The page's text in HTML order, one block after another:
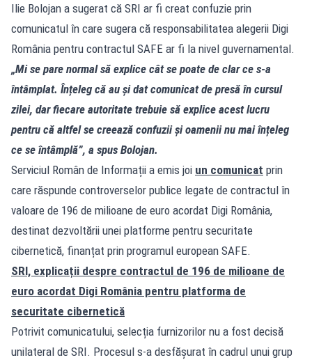
Ilie Bolojan a sugerat că SRI ar fi creat confuzie prin
comunicatul în care sugera că responsabilitatea alegerii Digi
România pentru contractul SAFE ar fi la nivel guvernamental.
„Mi se pare normal să explice cât se poate de clar ce s-a
întâmplat. Înțeleg că au și dat comunicat de presă în cursul
zilei, dar fiecare autoritate trebuie să explice acest lucru
pentru că altfel se creează confuzii și oamenii nu mai înțeleg
ce se întâmplă”, a spus Bolojan.
Serviciul Român de Informații a emis joi un comunicat prin
care răspunde controverselor publice legate de contractul în
valoare de 196 de milioane de euro acordat Digi România,
destinat dezvoltării unei platforme pentru securitate
cibernetică, finanțat prin programul european SAFE.
SRI, explicații despre contractul de 196 de milioane de
euro acordat Digi România pentru platforma de
securitate cibernetică
Potrivit comunicatului, selecția furnizorilor nu a fost decisă
unilateral de SRI. Procesul s-a desfășurat în cadrul unui grup